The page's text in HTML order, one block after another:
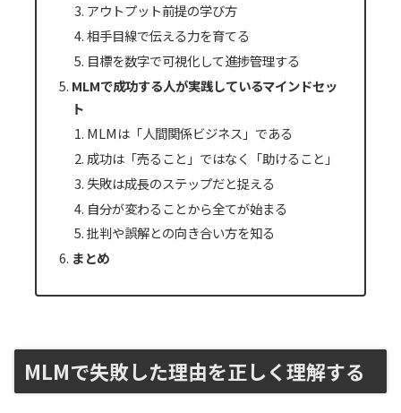
アウトプット前提の学び方
相手目線で伝える力を育てる
目標を数字で可視化して進捗管理する
MLMで成功する人が実践しているマインドセッ
ト
MLMは「人間関係ビジネス」である
成功は「売ること」ではなく「助けること」
失敗は成長のステップだと捉える
自分が変わることから全てが始まる
批判や誤解との向き合い方を知る
まとめ
MLMで失敗した理由を正しく理解する